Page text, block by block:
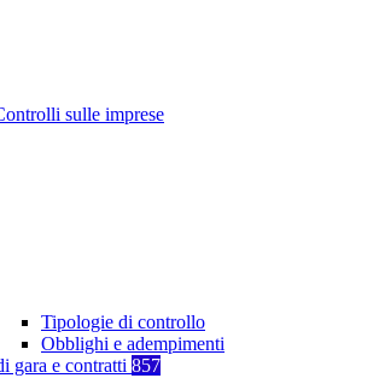
sulle imprese
Tipologie di controllo
Obblighi e adempimenti
gara e contratti 857